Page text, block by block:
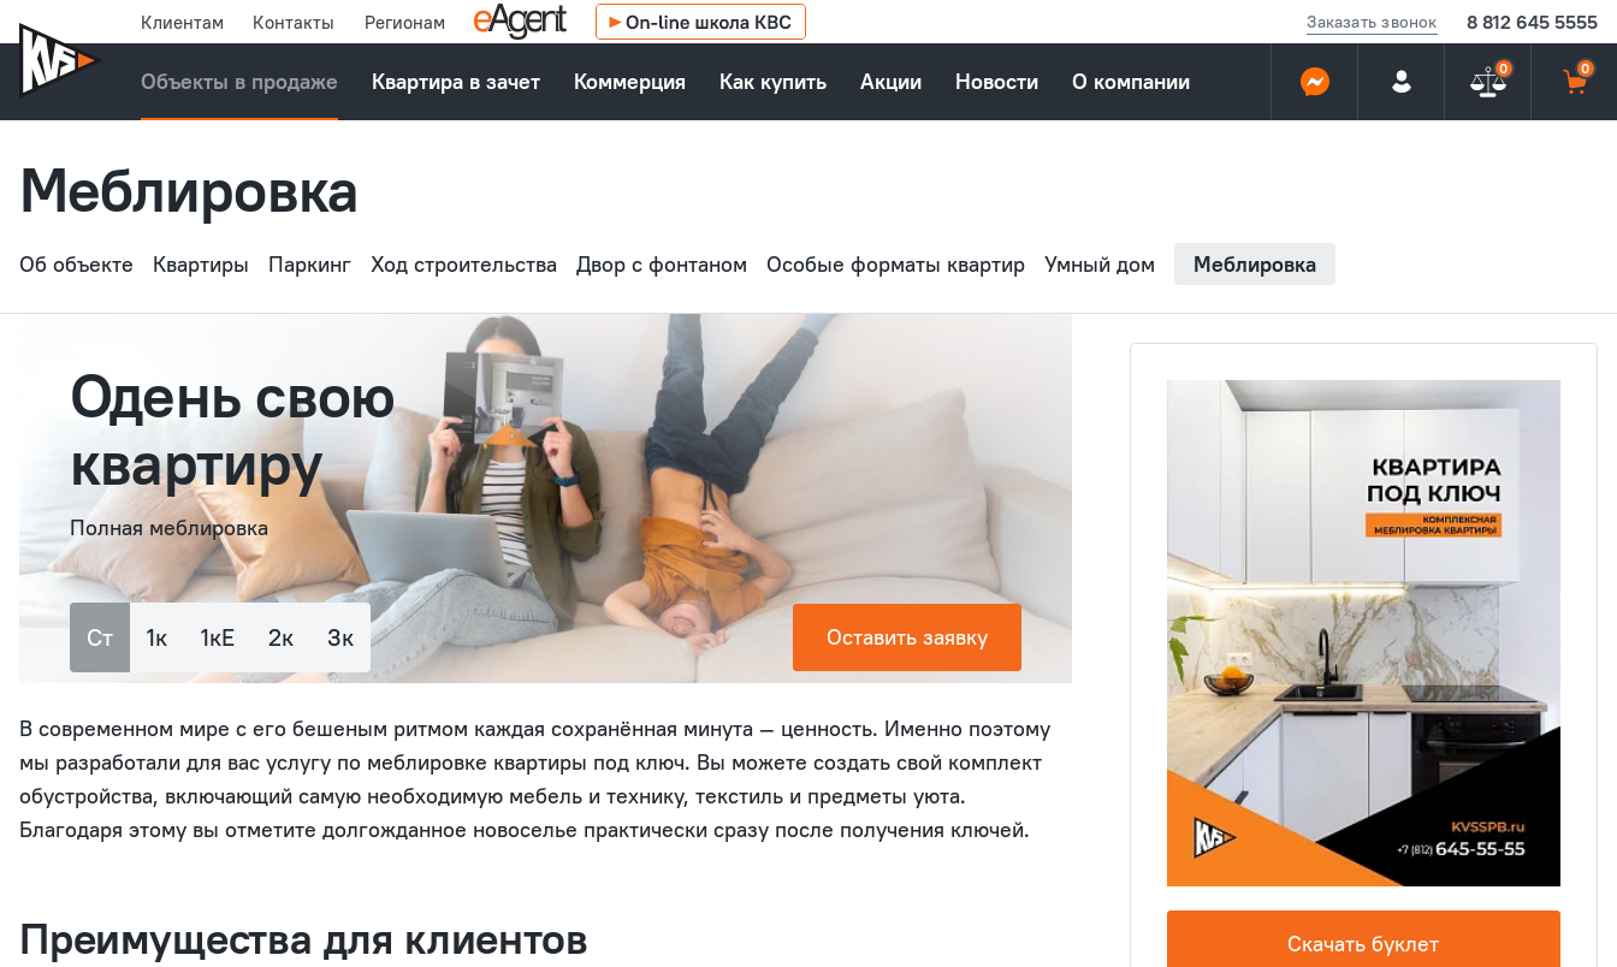
Клиентам Контакты Регионам Заказать звонок 8 812 645 5555
Объекты в продаже Квартира в зачет Коммерция Как купить Акции Новости О компании 0 0
Меблировка
Об объекте Квартиры Паркинг Ход строительства Двор с фонтаном Особые форматы квартир Умный дом Меблировка
Одень свою
квартиру
Полная меблировка
Ст 1к 1кЕ 2к 3к Оставить заявку
В современном мире с его бешеным ритмом каждая сохранённая минута — ценность. Именно поэтому
мы разработали для вас услугу по меблировке квартиры под ключ. Вы можете создать свой комплект
обустройства, включающий самую необходимую мебель и технику, текстиль и предметы уюта.
Благодаря этому вы отметите долгожданное новоселье практически сразу после получения ключей.
Преимущества для клиентов Скачать буклет